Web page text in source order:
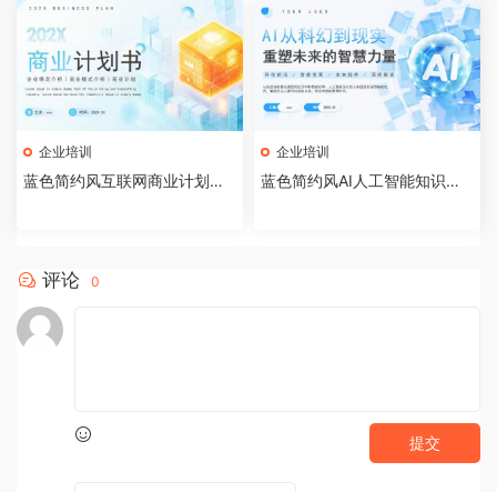
企业培训
蓝色简约风互联网商业计划书P
企业培训
蓝色简约风AI人工智能知识科
评论 0
提交